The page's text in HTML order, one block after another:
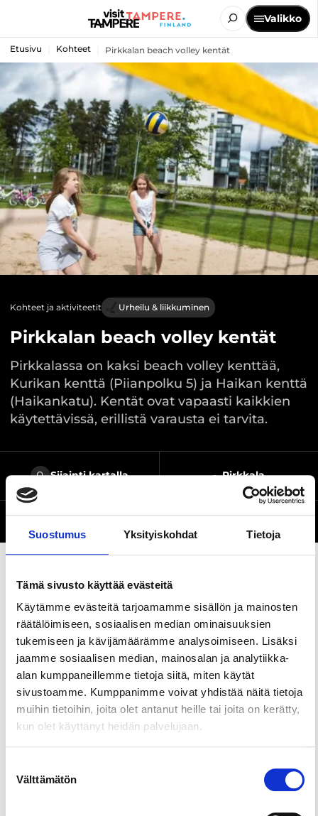
Suostumus Yksityiskohdat Tietoja
Tämä sivusto käyttää evästeitä
Käytämme evästeitä tarjoamamme sisällön ja mainosten
räätälöimiseen, sosiaalisen median ominaisuuksien
tukemiseen ja kävijämäärämme analysoimiseen. Lisäksi
jaamme sosiaalisen median, mainosalan ja analytiikka-
alan kumppaneillemme tietoja siitä, miten käytät
sivustoamme. Kumppanimme voivat yhdistää näitä tietoja
muihin tietoihin, joita olet antanut heille tai joita on kerätty,
kun olet käyttänyt heidän palvelujaan.
valinta
Välttämätön
Valikko
Etusivu Kohteet Pirkkalan beach volley kentät
Kohteet ja aktiviteetit Urheilu & liikkuminen
Pirkkalan beach volley kentät
Pirkkalassa on kaksi beach volley kenttää,
Kurikan kenttä (Piianpolku 5) ja Haikan kenttä
(Haikankatu). Kentät ovat vapaasti kaikkien
käytettävissä, erillistä varausta ei tarvita.
Sijainti kartalla -, Pirkkala
Jaa sivu
Pirkkalassa on kaksi beach volley kenttää, Kurikan
kenttä (Piianpolku 5) ja Haikan kenttä
(Haikankatu).
Kentät ovat vapaasti kaikkien käytettävissä,
erillistä varausta ei tarvita.